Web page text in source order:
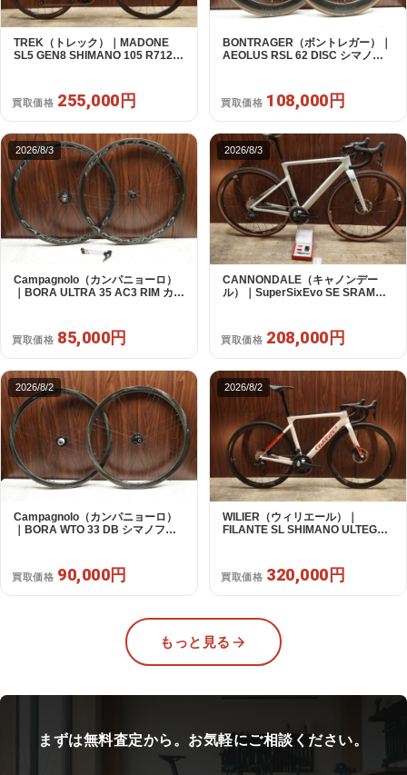
TREK（トレック）｜MADONE
SL5 GEN8 SHIMANO 105 R7120
買取価格 255,000円
BONTRAGER（ボントレガー）｜
AEOLUS RSL 62 DISC シマノフ
買取価格 108,000円
2026/8/3
Campagnolo（カンパニョーロ）
｜BORA ULTRA 35 AC3 RIM カン
買取価格 85,000円
2026/8/3
CANNONDALE（キャノンデー
ル）｜SuperSixEvo SE SRAM
年｜美品｜買取金額 208,000円
買取価格 208,000円
2026/8/2
Campagnolo（カンパニョーロ）
｜BORA WTO 33 DB シマノフリ
買取価格 90,000円
2026/8/2
WILIER（ウィリエール）｜
FILANTE SL SHIMANO ULTEGRA
買取価格 320,000円
もっと見る
まずは無料査定から。お気軽にご相談ください。